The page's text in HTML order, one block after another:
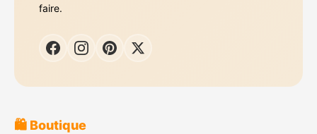
faire.
🛍️ Boutique